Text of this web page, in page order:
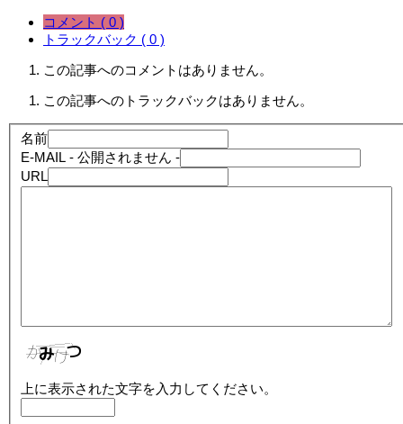
コメント ( 0 )
トラックバック ( 0 )
この記事へのコメントはありません。
この記事へのトラックバックはありません。
名前
E-MAIL - 公開されません -
URL
上に表示された文字を入力してください。